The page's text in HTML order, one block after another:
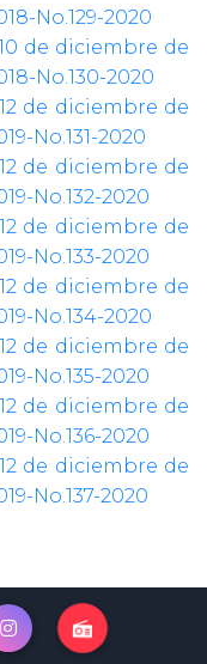
No.129-2020
de diciembre de
No.130-2020
de diciembre de
No.131-2020
de diciembre de
No.132-2020
de diciembre de
No.133-2020
de diciembre de
No.134-2020
de diciembre de
No.135-2020
de diciembre de
No.136-2020
de diciembre de
No.137-2020